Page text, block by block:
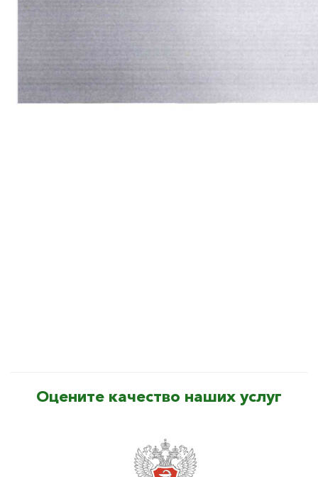
Оцените качество наших услуг